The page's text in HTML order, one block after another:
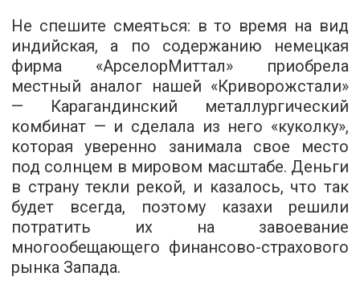
Не спешите смеяться: в то время на вид
индийская, а по содержанию немецкая
фирма «АрселорМиттал» приобрела
местный аналог нашей «Криворожстали»
— Карагандинский металлургический
комбинат — и сделала из него «куколку»,
которая уверенно занимала свое место
под солнцем в мировом масштабе. Деньги
в страну текли рекой, и казалось, что так
будет всегда, поэтому казахи решили
потратить их на завоевание
многообещающего финансово-страхового
рынка Запада.